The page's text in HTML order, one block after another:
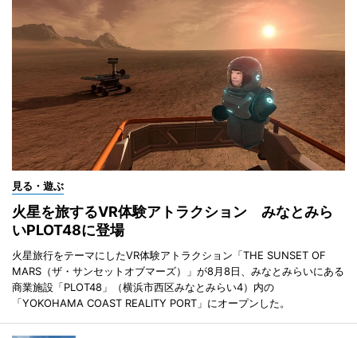
見る・遊ぶ
火星を旅するVR体験アトラクション みなとみら
いPLOT48に登場
火星旅行をテーマにしたVR体験アトラクション「THE SUNSET OF
MARS（ザ・サンセットオブマーズ）」が8月8日、みなとみらいにある
商業施設「PLOT48」（横浜市西区みなとみらい4）内の
「YOKOHAMA COAST REALITY PORT」にオープンした。